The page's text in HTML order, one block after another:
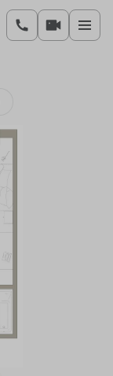
6 862 800 руб.